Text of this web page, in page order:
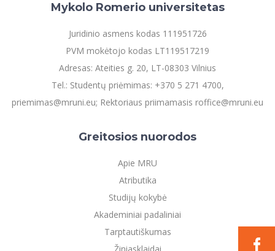
Mykolo Romerio universitetas
Juridinio asmens kodas 111951726
PVM mokėtojo kodas LT119517219
Adresas: Ateities g. 20, LT-08303 Vilnius
Tel.: Studentų priėmimas: +370 5 271 4700,
priemimas@mruni.eu; Rektoriaus priimamasis roffice@mruni.eu
Greitosios nuorodos
Apie MRU
Atributika
Studijų kokybė
Akademiniai padaliniai
Tarptautiškumas